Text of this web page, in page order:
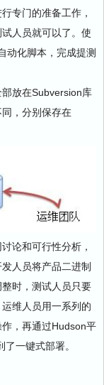
专门的准备工作，
人员就可以了。使
动化脚本，完成提测
放在Subversion库
，分别保存在
论和可行性分析，
人员将产品二进制
时，测试人员只要
维人员用一系列的
，再通过Hudson平
一键式部署。